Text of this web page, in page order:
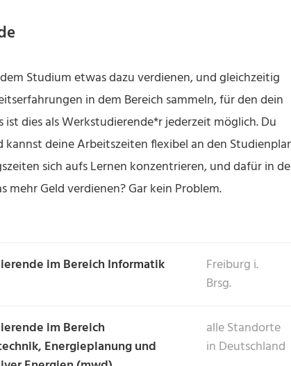
Studium etwas dazu verdienen, und gleichzeitig
in dem Bereich sammeln, für den dein
ist dies als Werkstudierende*r jederzeit möglich. Du
kannst deine Arbeitszeiten flexibel an den
sich aufs Lernen konzentrieren, und dafür in
mehr Geld verdienen? Gar kein Problem.
im Bereich Informatik
Freiburg i.
Brsg.
im Bereich
Energieplanung und
alle Standorte
in Deutschland